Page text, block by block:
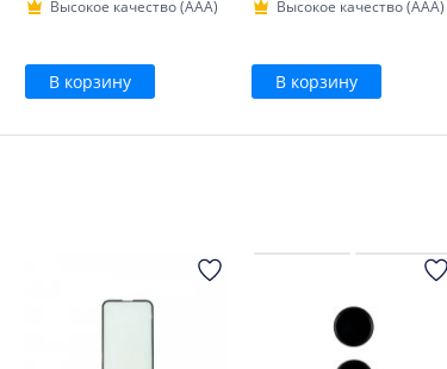
Высокое качество (AAA)
В корзину
Высокое качество (AAA)
В корзину